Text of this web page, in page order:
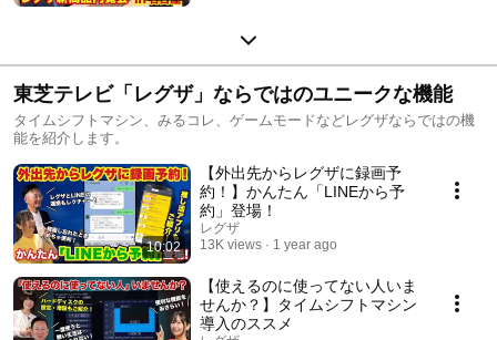
東芝テレビ「レグザ」ならではのユニークな機能
タイムシフトマシン、みるコレ、ゲームモードなどレグザならではの機
能を紹介します。
10:02
【外出先からレグザに録画予
約！】かんたん「LINEから予
約」登場！
レグザ
13K views
1 year ago
【使えるのに使ってない人いま
せんか？】タイムシフトマシン
導入のススメ